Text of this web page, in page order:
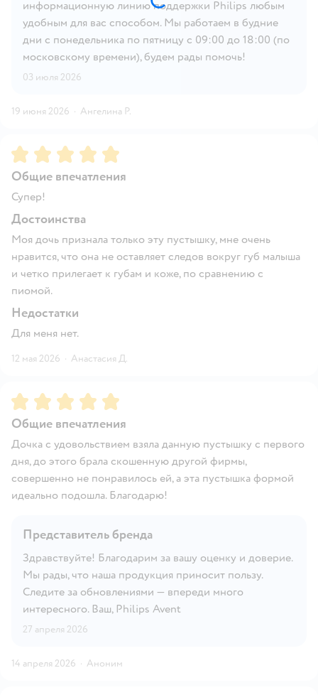
информационную линию поддержки Philips любым
удобным для вас способом. Мы работаем в будние
дни с понедельника по пятницу с 09:00 до 18:00 (по
московскому времени), будем рады помочь!
03 июля 2026
19 июня 2026 · Ангелина Р.
Рейтинг:5
Общие впечатления
Супер!
Достоинства
Моя дочь признала только эту пустышку, мне очень
нравится, что она не оставляет следов вокруг губ малыша
и четко прилегает к губам и коже, по сравнению с
пиомой.
Недостатки
Для меня нет.
12 мая 2026 · Анастасия Д.
Рейтинг:5
Общие впечатления
Дочка с удовольствием взяла данную пустышку с первого
дня, до этого брала скошенную другой фирмы,
совершенно не понравилось ей, а эта пустышка формой
идеально подошла. Благодарю!
Представитель бренда
Здравствуйте! Благодарим за вашу оценку и доверие.
Мы рады, что наша продукция приносит пользу.
Следите за обновлениями — впереди много
интересного. Ваш, Philips Avent
27 апреля 2026
14 апреля 2026 · Аноним